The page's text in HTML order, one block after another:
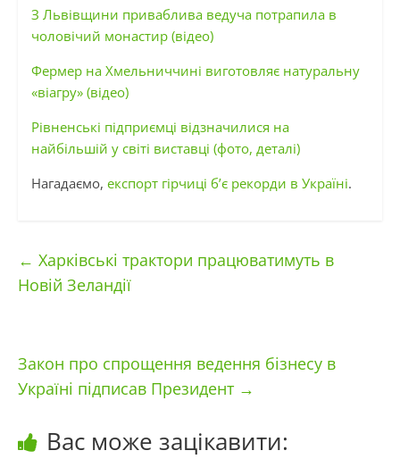
З Львівщини приваблива ведуча потрапила в
чоловічий монастир (відео)
Фермер на Хмельниччині виготовляє натуральну
«віагру» (відео)
Рівненські підприємці відзначилися на
найбільшій у світі виставці (фото, деталі)
Нагадаємо, експорт гірчиці б’є рекорди в Україні.
← Харківські трактори працюватимуть в
Новій Зеландії
Закон про спрощення ведення бізнесу в
Україні підписав Президент →
Вас може зацікавити: